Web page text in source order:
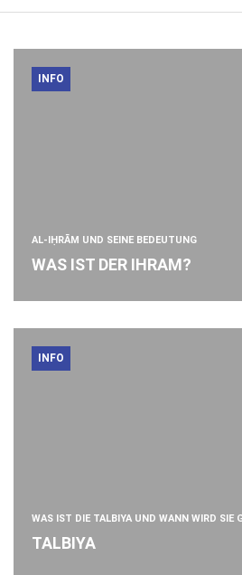
INFO
AL-IḤRĀM UND SEINE BEDEUTUNG
WAS IST DER IHRAM?
INFO
WAS IST DIE TALBIYA UND WANN WIRD SIE
TALBIYA